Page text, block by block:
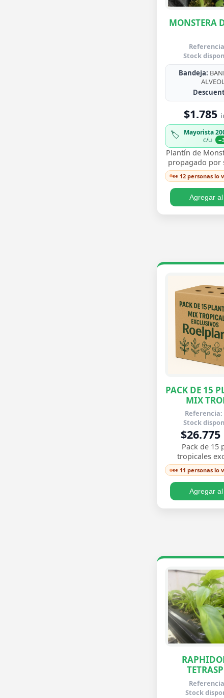
MONSTERA
Stock
Bandeja:
$1.785
🏷️ Mayorista
c/u
Plantín de
propagado por
para
sus icónicas
…
👀 12 personas lo
Agregar
PACK DE 15
MIX
Referencia:
Stock
$26.775
Pack de 15
tropicales
Monstera
Lemon y 5
Se…
👀 11 personas lo
Agregar
Stock